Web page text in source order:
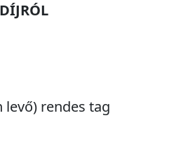
rendes tag